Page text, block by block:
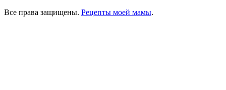
Все права защищены. Рецепты моей мамы.